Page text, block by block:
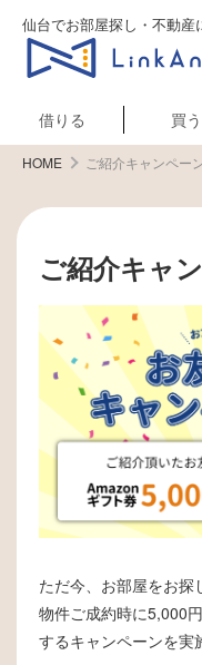
仙台でお部屋探し・不動産
借りる 買う
HOME ご紹介キャンペー
ご紹介キャ
ただ今、お部屋をお探
物件ご成約時に5,000
するキャンペーンを実